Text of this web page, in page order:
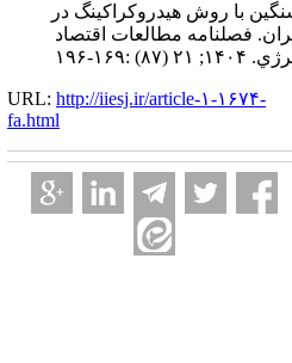
با روش هیدروکراکینگ در
فصلنامه مطالعات اقتصاد
۱۴۰۴; ۲۱ (۸۷) :۱۶۹-۱۹۶
URL: http://iiesj.ir/article-۱-۱۶۷۴-
fa.html